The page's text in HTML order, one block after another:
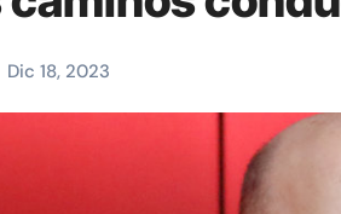
Dic 18, 2023